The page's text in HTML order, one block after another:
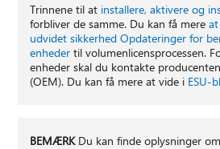
Trinnene til at installere, aktivere og
forbliver de samme. Du kan få mere
udvidet sikkerhed Opdateringer for
enhedertil volumenlicensprocessen.
enheder skal du kontakte
(OEM). Du kan få mere at vide i ESU-
BEMÆRKDu kan finde oplysninger